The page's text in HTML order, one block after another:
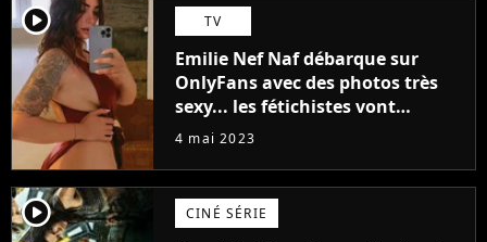
player2 TV
Emilie Nef Naf débarque sur
OnlyFans avec des photos très
sexy... les fétichistes vont
prendre leur pied !
4 mai 2023
player2 CINÉ SÉRIE